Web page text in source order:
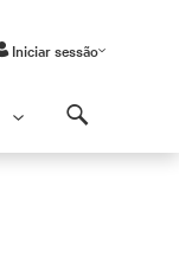
Iniciar sessão